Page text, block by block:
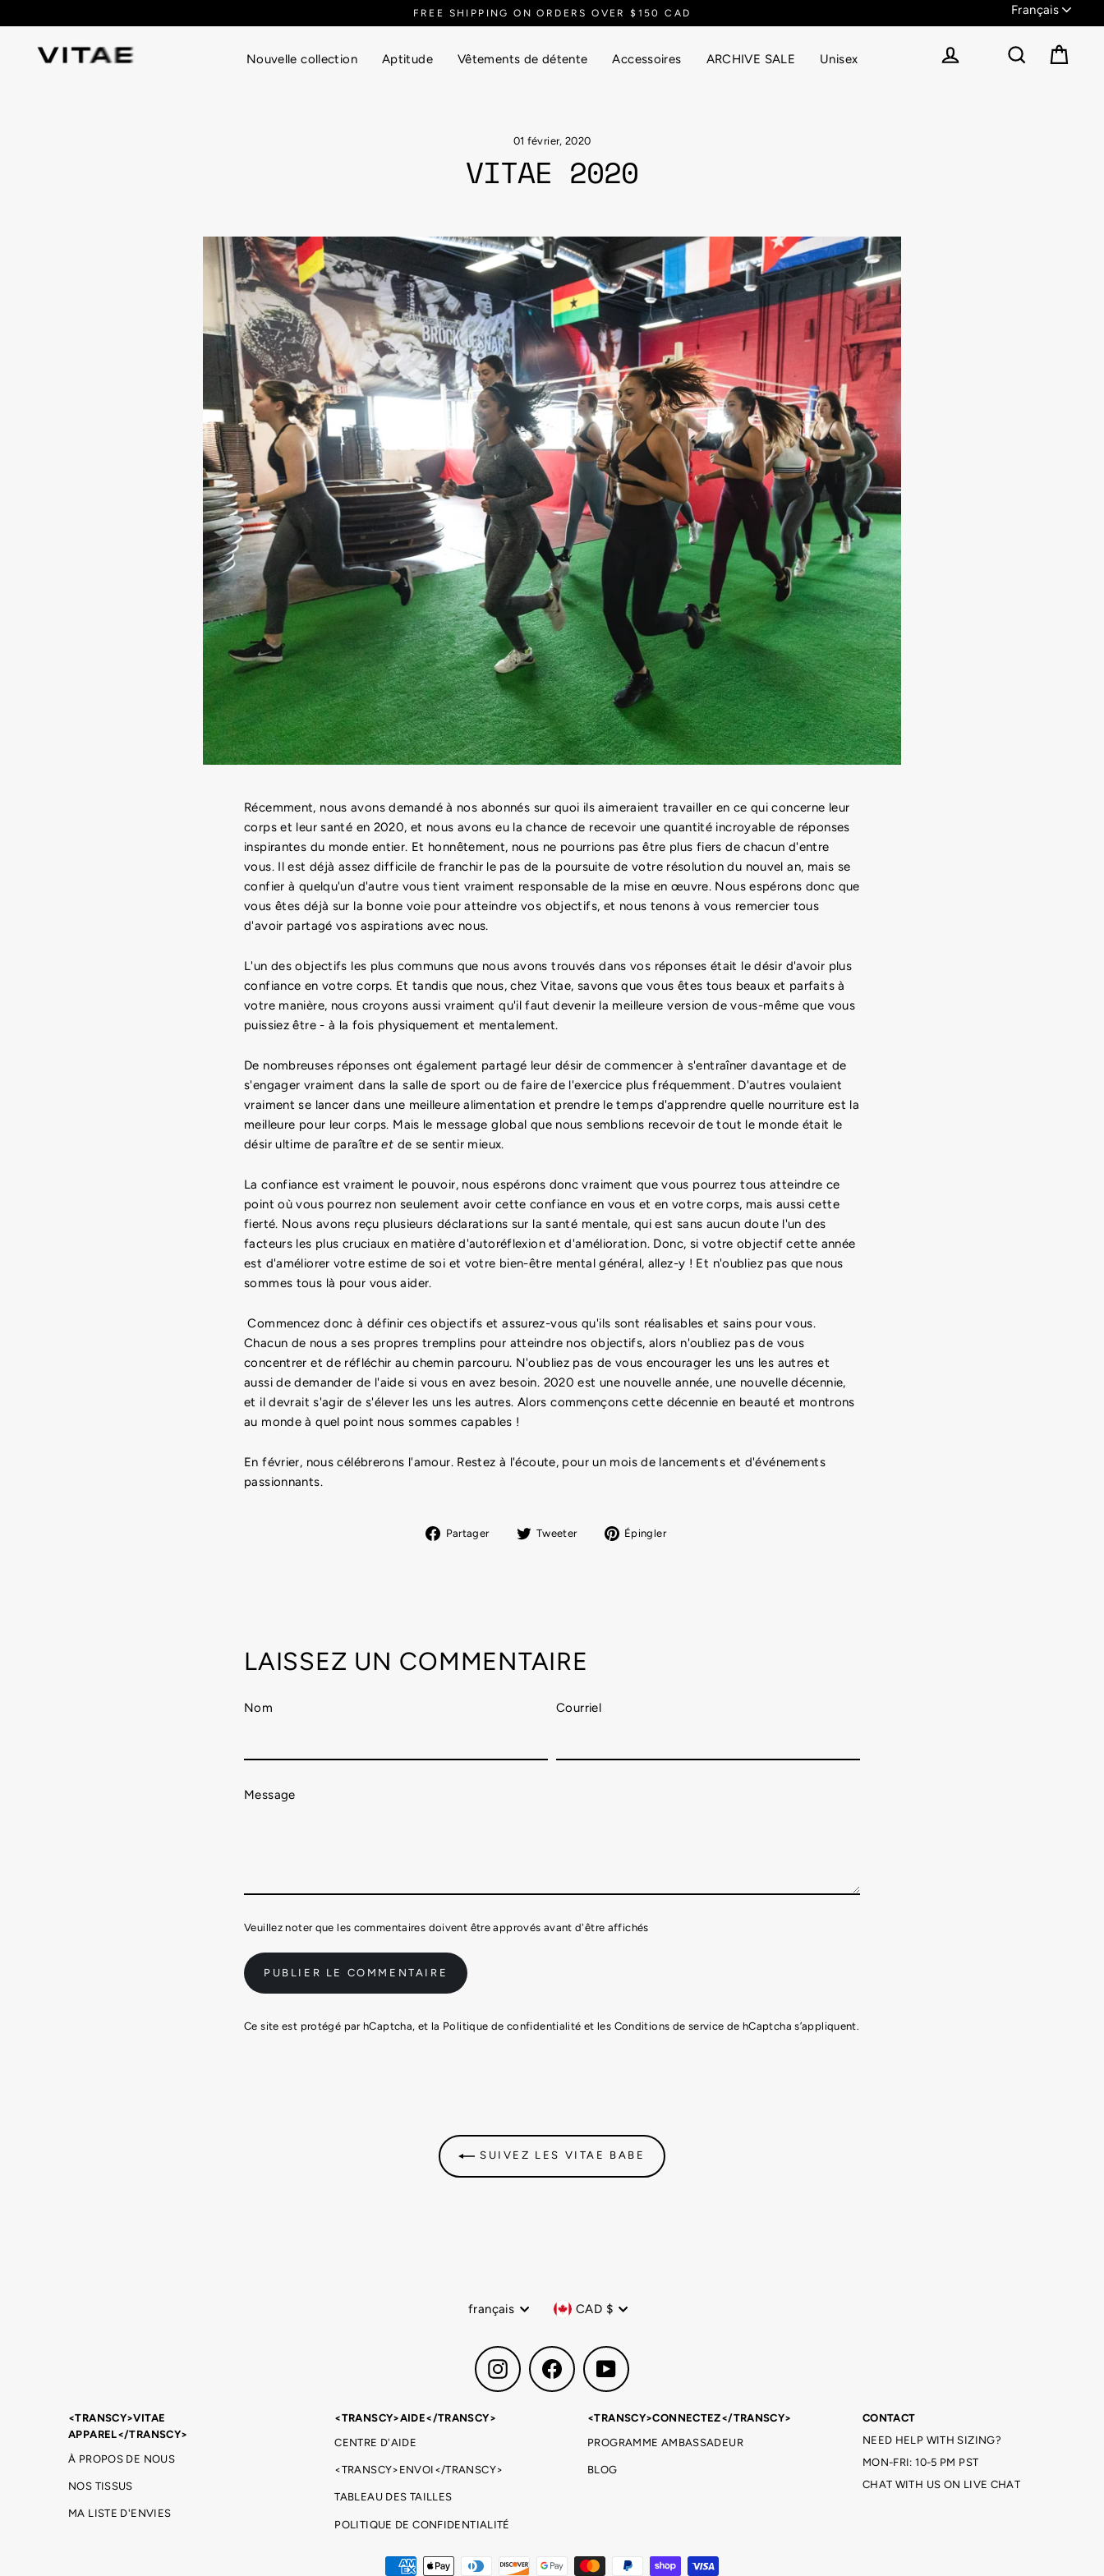
au
contenu
EVERYTHING UP TO 90% OFF
Nouvelle collection Aptitude Vêtements de détente Accessoires ARCHIVE SALE
Unisex
01 février, 2020
VITAE 2020
Récemment, nous avons demandé à nos abonnés sur quoi ils aimeraient travailler en ce qui concerne leur
corps et leur santé en 2020, et nous avons eu la chance de recevoir une quantité incroyable de réponses
inspirantes du monde entier. Et honnêtement, nous ne pourrions pas être plus fiers de chacun d'entre
vous. Il est déjà assez difficile de franchir le pas de la poursuite de votre résolution du nouvel an, mais se
confier à quelqu'un d'autre vous tient vraiment responsable de la mise en œuvre. Nous espérons donc que
vous êtes déjà sur la bonne voie pour atteindre vos objectifs, et nous tenons à vous remercier tous
d'avoir partagé vos aspirations avec nous.
L'un des objectifs les plus communs que nous avons trouvés dans vos réponses était le désir d'avoir plus
confiance en votre corps. Et tandis que nous, chez Vitae, savons que vous êtes tous beaux et parfaits à
votre manière, nous croyons aussi vraiment qu'il faut devenir la meilleure version de vous-même que vous
puissiez être - à la fois physiquement et mentalement.
De nombreuses réponses ont également partagé leur désir de commencer à s'entraîner davantage et de
s'engager vraiment dans la salle de sport ou de faire de l'exercice plus fréquemment. D'autres voulaient
vraiment se lancer dans une meilleure alimentation et prendre le temps d'apprendre quelle nourriture est la
meilleure pour leur corps. Mais le message global que nous semblions recevoir de tout le monde était le
désir ultime de paraîtreet de se sentir mieux.
La confiance est vraiment le pouvoir, nous espérons donc vraiment que vous pourrez tous atteindre ce
point où vous pourrez non seulement avoir cette confiance en vous et en votre corps, mais aussi cette
fierté. Nous avons reçu plusieurs déclarations sur la santé mentale, qui est sans aucun doute l'un des
facteurs les plus cruciaux en matière d'autoréflexion et d'amélioration. Donc, si votre objectif cette année
est d'améliorer votre estime de soi et votre bien-être mental général, allez-y ! Et n'oubliez pas que nous
sommes tous là pour vous aider.
Commencez donc à définir ces objectifs et assurez-vous qu'ils sont réalisables et sains pour vous.
Chacun de nous a ses propres tremplins pour atteindre nos objectifs, alors n'oubliez pas de vous
concentrer et de réfléchir au chemin parcouru. N'oubliez pas de vous encourager les uns les autres et
aussi de demander de l'aide si vous en avez besoin. 2020 est une nouvelle année, une nouvelle décennie,
et il devrait s'agir de s'élever les uns les autres. Alors commençons cette décennie en beauté et montrons
au monde à quel point nous sommes capables !
En février, nous célébrerons l'amour. Restez à l'écoute, pour un mois de lancements et d'événements
passionnants.
Partager
PartagerTweeter
TweeterÉpingler
LAISSEZ UN COMMENTAIRE
Nom Courriel
Message
Veuillez noter que les commentaires doivent être approvés avant d'être affichés
Ce site est protégé par hCaptcha, et la Politique de confidentialité et les Conditions de service de hCaptcha s’appliquent.
SUIVEZ LES VITAE BABE
Langue
français Devise
CAD $
Instagram Facebook YouTube
<TRANSCY>VITAE
APPAREL</TRANSCY>
À PROPOS DE NOUS
NOS TISSUS
MA LISTE D'ENVIES
<TRANSCY>AIDE</TRANSCY>
CENTRE D'AIDE
<TRANSCY>ENVOI</TRANSCY>
TABLEAU DES TAILLES
POLITIQUE DE CONFIDENTIALITÉ
<TRANSCY>CONNECTEZ</TRANSCY>
PROGRAMME AMBASSADEUR
BLOG
CONTACT
NEED HELP WITH SIZING?
MON-FRI: 10-5 PM PST
CHAT WITH US ON LIVE CHAT